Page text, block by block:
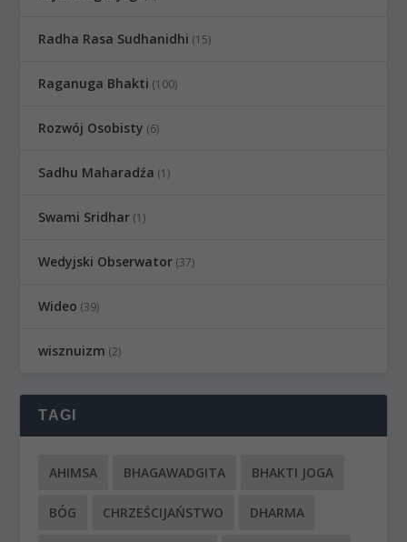
Radha Rasa Sudhanidhi (15)
Raganuga Bhakti (100)
Rozwój Osobisty (6)
Sadhu Maharadźa (1)
Swami Sridhar (1)
Wedyjski Obserwator (37)
Wideo (39)
wisznuizm (2)
TAGI
AHIMSA BHAGAWADGITA BHAKTI JOGA
BÓG CHRZEŚCIJAŃSTWO DHARMA